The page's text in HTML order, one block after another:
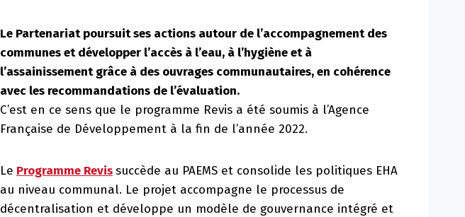
Le Partenariat poursuit ses actions autour de l’accompagnement des
communes et développer l’accès à l’eau, à l’hygiène et à
l’assainissement grâce à des ouvrages communautaires, en cohérence
avec les recommandations de l’évaluation.
C’est en ce sens que le programme Revis a été soumis à l’Agence
Française de Développement à la fin de l’année 2022.
Le Programme Revissuccède au PAEMS et consolide les politiques EHA
au niveau communal. Le projet accompagne le processus de
décentralisation et développe un modèle de gouvernance intégré et